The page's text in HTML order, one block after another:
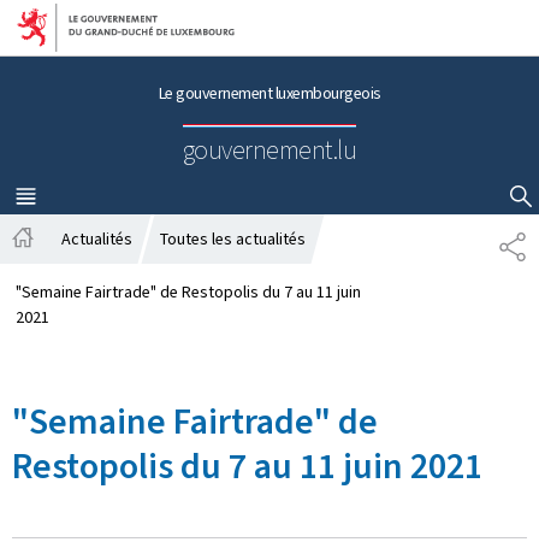
Aller au menu principal
Aller au contenu
Le gouvernement luxembourgeois
gouvernement.lu
MENU
PRINCIPAL
AFFICHER / MASQUER LA RECHERCHE
P
A
c
c
l
Actualités Toutes les actualités
"Semaine Fairtrade" de Restopolis du 7 au 11 juin
2021
"Semaine Fairtrade" de
Restopolis du 7 au 11 juin 2021